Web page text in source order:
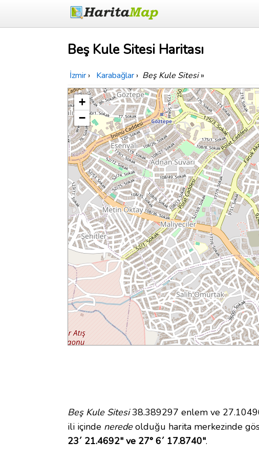
Beş Kule Sitesi Haritası
İzmir › Karabağlar › Beş Kule Sitesi»
+
−
Beş Kule Sitesi38.389297 enlem ve
ili içinde neredeolduğu harita merkezinde
23´ 21.4692" ve 27° 6´ 17.8740".